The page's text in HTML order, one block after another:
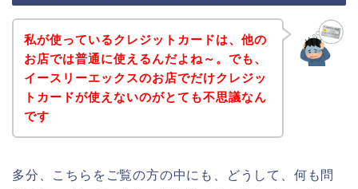
私が使っているクレジットカードは、他の
お店では普通に使えるんだよね～。でも、
イースリーエックスのお店でだけクレジッ
トカードが使えないのがとても不思議なん
です
多分、こちらをご覧の方の中にも、どうして、何も問